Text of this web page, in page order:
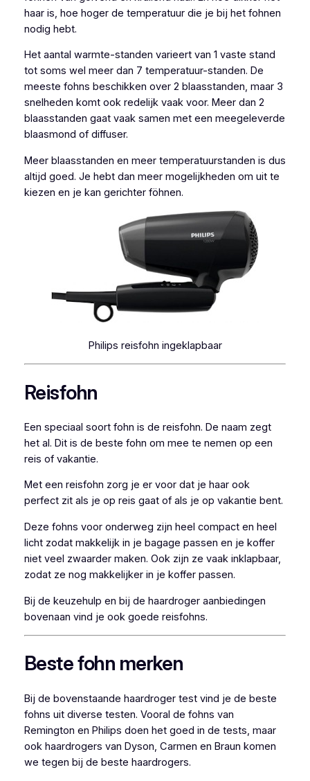
haar is, hoe hoger de temperatuur die je bij het fohnen
nodig hebt.
Het aantal warmte-standen varieert van 1 vaste stand
tot soms wel meer dan 7 temperatuur-standen. De
meeste fohns beschikken over 2 blaasstanden, maar 3
snelheden komt ook redelijk vaak voor. Meer dan 2
blaasstanden gaat vaak samen met een meegeleverde
blaasmond of diffuser.
Meer blaasstanden en meer temperatuurstanden is dus
altijd goed. Je hebt dan meer mogelijkheden om uit te
kiezen en je kan gerichter föhnen.
Philips reisfohn ingeklapbaar
Reisfohn
Een speciaal soort fohn is de reisfohn. De naam zegt
het al. Dit is de beste fohn om mee te nemen op een
reis of vakantie.
Met een reisfohn zorg je er voor dat je haar ook
perfect zit als je op reis gaat of als je op vakantie bent.
Deze fohns voor onderweg zijn heel compact en heel
licht zodat makkelijk in je bagage passen en je koffer
niet veel zwaarder maken. Ook zijn ze vaak inklapbaar,
zodat ze nog makkelijker in je koffer passen.
Bij de keuzehulp en bij de haardroger aanbiedingen
bovenaan vind je ook goede reisfohns.
Beste fohn merken
Bij de bovenstaande haardroger test vind je de beste
fohns uit diverse testen. Vooral de fohns van
Remington en Philips doen het goed in de tests, maar
ook haardrogers van Dyson, Carmen en Braun komen
we tegen bij de beste haardrogers.